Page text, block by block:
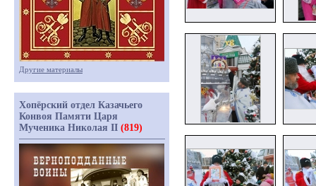
Другие материалы
Хопёрский отдел Казачьего
Конвоя Памяти Царя
Мученика Николая II (819)